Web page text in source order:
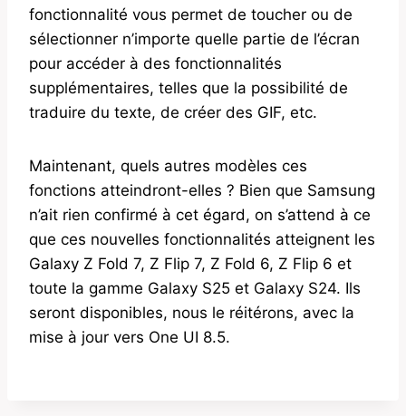
fonctionnalité vous permet de toucher ou de
sélectionner n’importe quelle partie de l’écran
pour accéder à des fonctionnalités
supplémentaires, telles que la possibilité de
traduire du texte, de créer des GIF, etc.
Maintenant, quels autres modèles ces
fonctions atteindront-elles ? Bien que Samsung
n’ait rien confirmé à cet égard, on s’attend à ce
que ces nouvelles fonctionnalités atteignent les
Galaxy Z Fold 7, Z Flip 7, Z Fold 6, Z Flip 6 et
toute la gamme Galaxy S25 et Galaxy S24. Ils
seront disponibles, nous le réitérons, avec la
mise à jour vers One UI 8.5.